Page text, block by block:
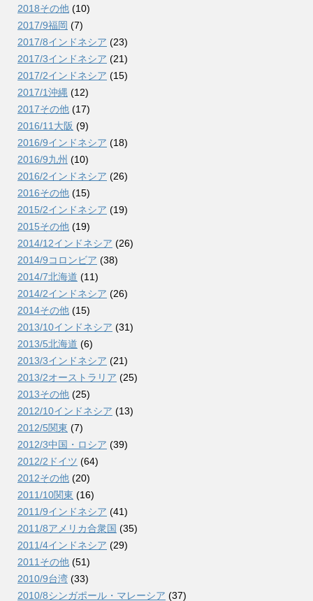
2018その他 (10)
2017/9福岡 (7)
2017/8インドネシア (23)
2017/3インドネシア (21)
2017/2インドネシア (15)
2017/1沖縄 (12)
2017その他 (17)
2016/11大阪 (9)
2016/9インドネシア (18)
2016/9九州 (10)
2016/2インドネシア (26)
2016その他 (15)
2015/2インドネシア (19)
2015その他 (19)
2014/12インドネシア (26)
2014/9コロンビア (38)
2014/7北海道 (11)
2014/2インドネシア (26)
2014その他 (15)
2013/10インドネシア (31)
2013/5北海道 (6)
2013/3インドネシア (21)
2013/2オーストラリア (25)
2013その他 (25)
2012/10インドネシア (13)
2012/5関東 (7)
2012/3中国・ロシア (39)
2012/2ドイツ (64)
2012その他 (20)
2011/10関東 (16)
2011/9インドネシア (41)
2011/8アメリカ合衆国 (35)
2011/4インドネシア (29)
2011その他 (51)
2010/9台湾 (33)
2010/8シンガポール・マレーシア (37)